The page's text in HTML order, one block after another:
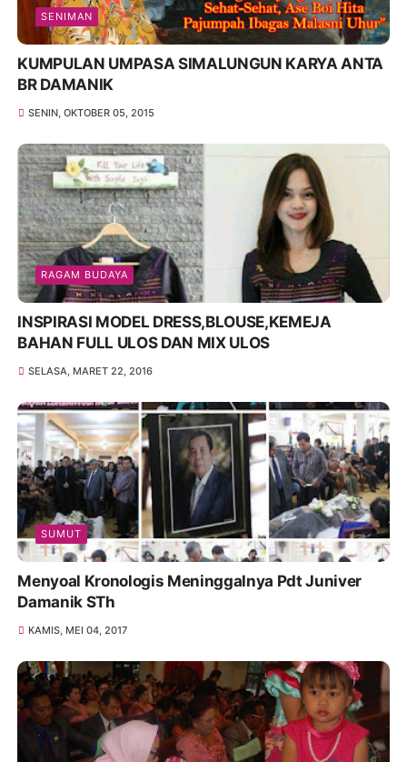
SENIMAN
KUMPULAN UMPASA SIMALUNGUN KARYA ANTA
BR DAMANIK
SENIN, OKTOBER 05, 2015
RAGAM BUDAYA
INSPIRASI MODEL DRESS,BLOUSE,KEMEJA
BAHAN FULL ULOS DAN MIX ULOS
SELASA, MARET 22, 2016
SUMUT
Menyoal Kronologis Meninggalnya Pdt Juniver
Damanik STh
KAMIS, MEI 04, 2017